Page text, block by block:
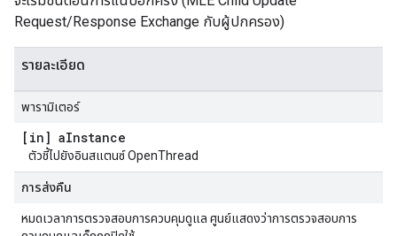
Request/Response Exchange กับผู้ปกครอง)
รายละเอียด
พารามิเตอร์
[in] aInstance
ตัวชี้ไปยังอินสแตนซ์ OpenThread
การส่งคืน
หมดเวลาการตรวจสอบการควบคุมดูแล ศูนย์แสดงว่าการตรวจสอบการ